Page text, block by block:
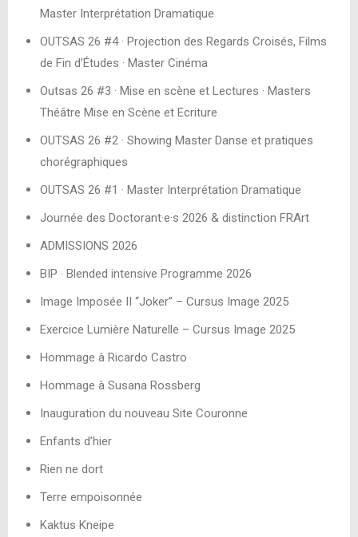
Master Interprétation Dramatique
OUTSAS 26 #4 · Projection des Regards Croisés, Films
de Fin d’Études · Master Cinéma
Outsas 26 #3 · Mise en scène et Lectures · Masters
Théâtre Mise en Scène et Ecriture
OUTSAS 26 #2 · Showing Master Danse et pratiques
chorégraphiques
OUTSAS 26 #1 · Master Interprétation Dramatique
Journée des Doctorant·e·s 2026 & distinction FRArt
ADMISSIONS 2026
BIP · Blended intensive Programme 2026
Image Imposée II “Joker” – Cursus Image 2025
Exercice Lumière Naturelle – Cursus Image 2025
Hommage à Ricardo Castro
Hommage à Susana Rossberg
Inauguration du nouveau Site Couronne
Enfants d’hier
Rien ne dort
Terre empoisonnée
Kaktus Kneipe